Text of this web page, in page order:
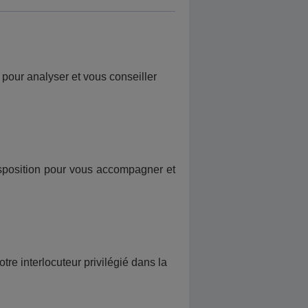
analyser et vous conseiller
pour vous accompagner et
interlocuteur privilégié dans la